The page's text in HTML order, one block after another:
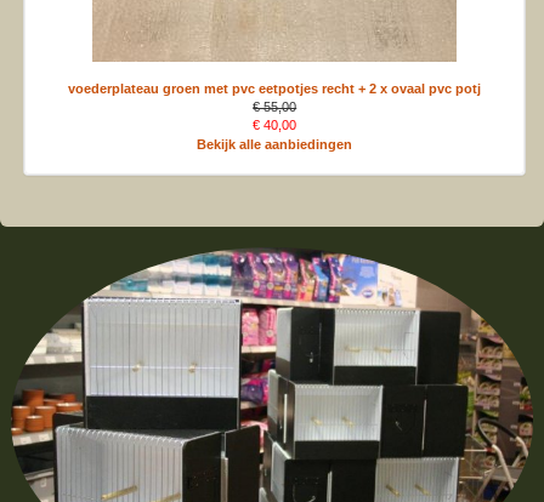
voederplateau groen met pvc eetpotjes recht + 2 x ovaal pvc potj
€ 55,00
€ 40,00
Bekijk alle aanbiedingen